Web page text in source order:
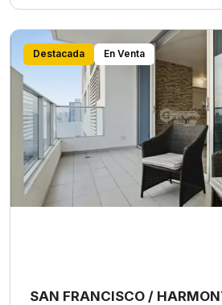
Destacada En Venta
SAN FRANCISCO /